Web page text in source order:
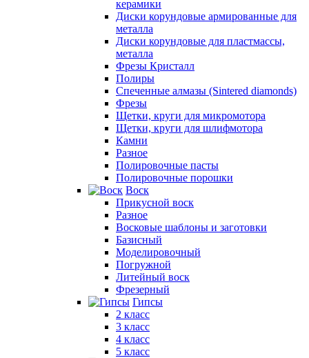
керамики
Диски корундовые армированные для
металла
Диски корундовые для пластмассы,
металла
Фрезы Кристалл
Полиры
Спеченные алмазы (Sintered diamonds)
Фрезы
Щетки, круги для микромотора
Щетки, круги для шлифмотора
Камни
Разное
Полировочные пасты
Полировочные порошки
Воск
Прикусной воск
Разное
Восковые шаблоны и заготовки
Базисный
Моделировочный
Погружной
Литейный воск
Фрезерный
Гипсы
2 класс
3 класс
4 класс
5 класс